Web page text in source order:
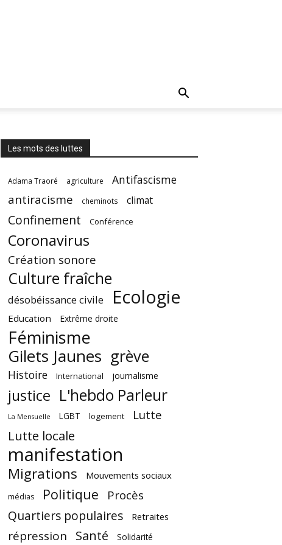
Les mots des luttes
Adama Traoré agriculture Antifascisme
antiracisme cheminots climat
Confinement Conférence
Coronavirus
Création sonore
Culture fraîche
désobéissance civile Ecologie
Education Extrême droite
Féminisme
Gilets Jaunes grève
Histoire International journalisme
justice L'hebdo Parleur
La Mensuelle LGBT logement Lutte
Lutte locale
manifestation
Migrations Mouvements sociaux
médias Politique Procès
Quartiers populaires Retraites
répression Santé Solidarité